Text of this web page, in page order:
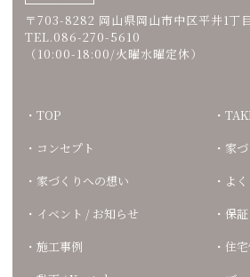
〒703-8282 岡山県岡山市中区平井1丁
TEL.086-270-5610
（10:00-18:00/火曜水曜定休）
TOP
コンセプト
家づくりへの想い
イベント / お知らせ
施工事例
家
よ
保
住